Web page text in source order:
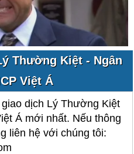
Thường Kiệt - Ngân
Việt Á
dịch Lý Thường Kiệt
Á mới nhất. Nếu thông
liên hệ với chúng tôi: